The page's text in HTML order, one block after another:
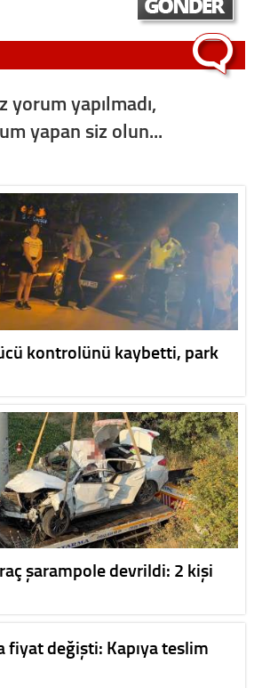
yorum yapılmadı,
yapan siz olun...
kontrolünü kaybetti, park
şarampole devrildi: 2 kişi
fiyat değişti: Kapıya teslim